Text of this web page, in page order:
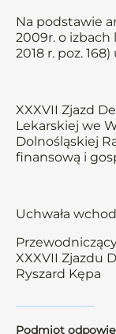
Na podstawie
2009r. o izbach
2018 r. poz.
XXXVII Zjazd
Lekarskiej we
Dolnośląskiej
finansową i
Uchwała
XXXVII Zjazdu
Ryszard Kępa
Podmiot